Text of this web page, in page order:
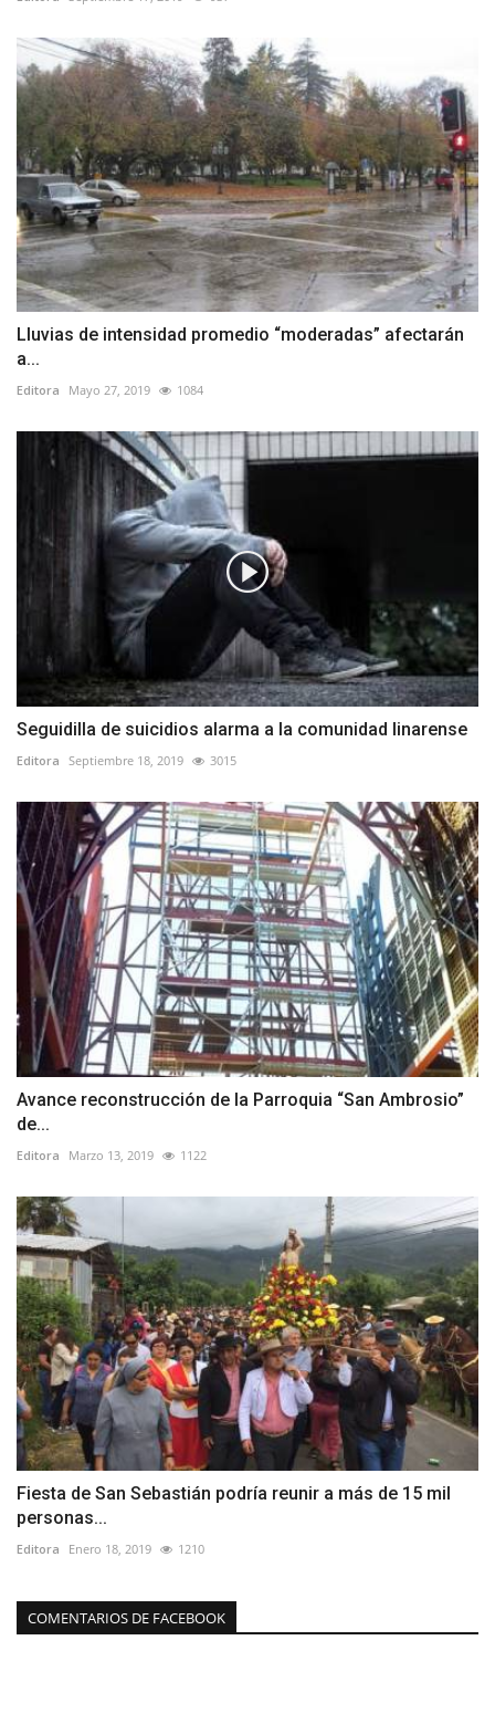
Lluvias de intensidad promedio “moderadas” afectarán
a...
Editora Mayo 27, 2019 1084
Seguidilla de suicidios alarma a la comunidad linarense
Editora Septiembre 18, 2019 3015
Avance reconstrucción de la Parroquia “San Ambrosio”
de...
Editora Marzo 13, 2019 1122
Fiesta de San Sebastián podría reunir a más de 15 mil
personas...
Editora Enero 18, 2019 1210
COMENTARIOS DE FACEBOOK